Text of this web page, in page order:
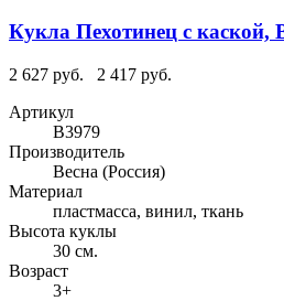
Кукла Пехотинец с каской,
2 627 руб.
2 417 руб.
Артикул
В3979
Производитель
Весна (Россия)
Материал
пластмасса, винил, ткань
Высота куклы
30 см.
Возраст
3+